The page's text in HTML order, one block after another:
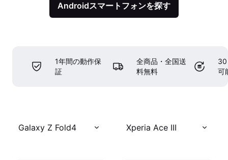
Androidスマートフォンを探す
1年間の動作保
証
全商品・全国送
料無料
30
可
Galaxy Z Fold4 Xperia Ace III